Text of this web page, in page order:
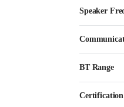
Speaker
BT Range
Certification